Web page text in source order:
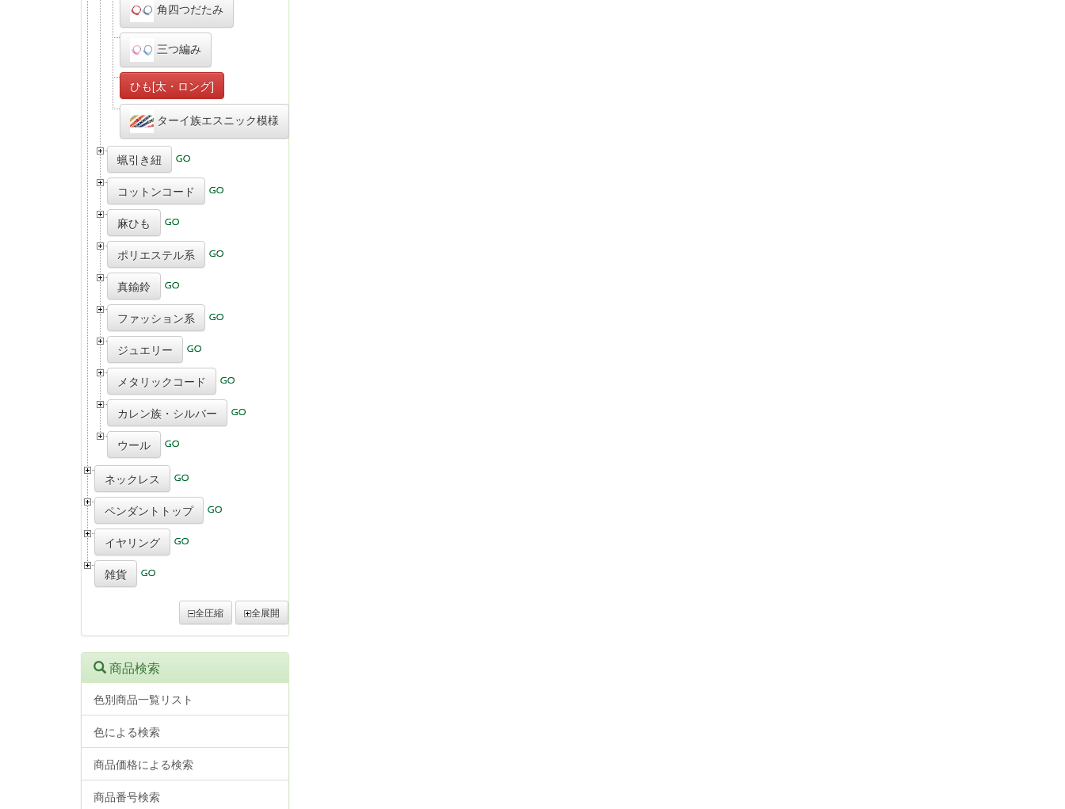
角四つだたみ
三つ編み
ひも[太・ロング]
ターイ族エスニック模様
蝋引き紐
コットンコード
麻ひも
ポリエステル系
真鍮鈴
ファッション系
ジュエリー
メタリックコード
カレン族・シルバー
ウール
ネックレス
ペンダントトップ
イヤリング
雑貨
全圧縮 全展開
商品検索
色別商品一覧リスト
色による検索
商品価格による検索
商品番号検索